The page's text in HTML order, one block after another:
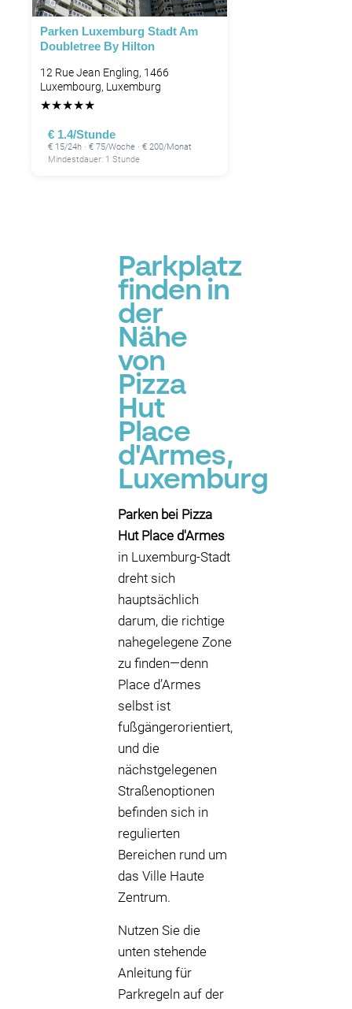
Parken Luxemburg Stadt Am
Doubletree By Hilton
12 Rue Jean Engling, 1466
Luxembourg, Luxemburg
★★★★★
€ 1.4/Stunde
€ 15/24h · € 75/Woche · € 200/Monat
Mindestdauer: 1 Stunde
Parkplatz
finden in
der
Nähe
von
Pizza
Hut
Place
d'Armes,
Luxemburg
Parken bei Pizza
Hut Place d'Armes
in Luxemburg-Stadt
dreht sich
hauptsächlich
darum, die richtige
nahegelegene Zone
zu finden—denn
Place d’Armes
selbst ist
fußgängerorientiert,
und die
nächstgelegenen
Straßenoptionen
befinden sich in
regulierten
Bereichen rund um
das Ville Haute
Zentrum.
Nutzen Sie die
unten stehende
Anleitung für
Parkregeln auf der